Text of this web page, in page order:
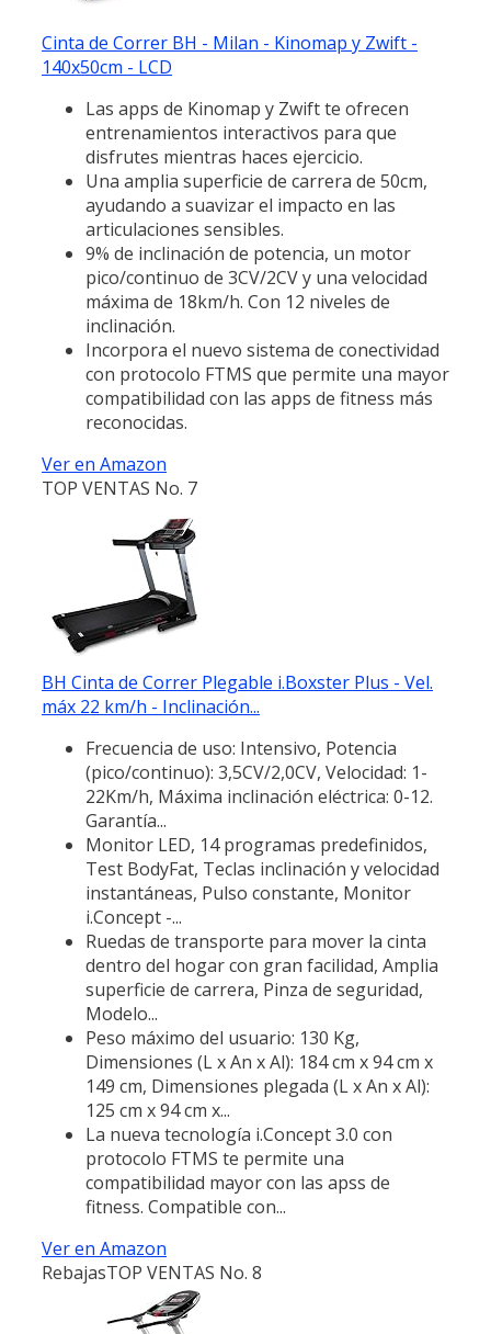
Cinta de Correr BH - Milan - Kinomap y Zwift -
140x50cm - LCD
Las apps de Kinomap y Zwift te ofrecen
entrenamientos interactivos para que
disfrutes mientras haces ejercicio.
Una amplia superficie de carrera de 50cm,
ayudando a suavizar el impacto en las
articulaciones sensibles.
9% de inclinación de potencia, un motor
pico/continuo de 3CV/2CV y una velocidad
máxima de 18km/h. Con 12 niveles de
inclinación.
Incorpora el nuevo sistema de conectividad
con protocolo FTMS que permite una mayor
compatibilidad con las apps de fitness más
reconocidas.
Ver en Amazon
TOP VENTAS No. 7
BH Cinta de Correr Plegable i.Boxster Plus - Vel.
máx 22 km/h - Inclinación...
Frecuencia de uso: Intensivo, Potencia
(pico/continuo): 3,5CV/2,0CV, Velocidad: 1-
22Km/h, Máxima inclinación eléctrica: 0-12.
Garantía...
Monitor LED, 14 programas predefinidos,
Test BodyFat, Teclas inclinación y velocidad
instantáneas, Pulso constante, Monitor
i.Concept -...
Ruedas de transporte para mover la cinta
dentro del hogar con gran facilidad, Amplia
superficie de carrera, Pinza de seguridad,
Modelo...
Peso máximo del usuario: 130 Kg,
Dimensiones (L x An x Al): 184 cm x 94 cm x
149 cm, Dimensiones plegada (L x An x Al):
125 cm x 94 cm x...
La nueva tecnología i.Concept 3.0 con
protocolo FTMS te permite una
compatibilidad mayor con las apss de
fitness. Compatible con...
Ver en Amazon
RebajasTOP VENTAS No. 8